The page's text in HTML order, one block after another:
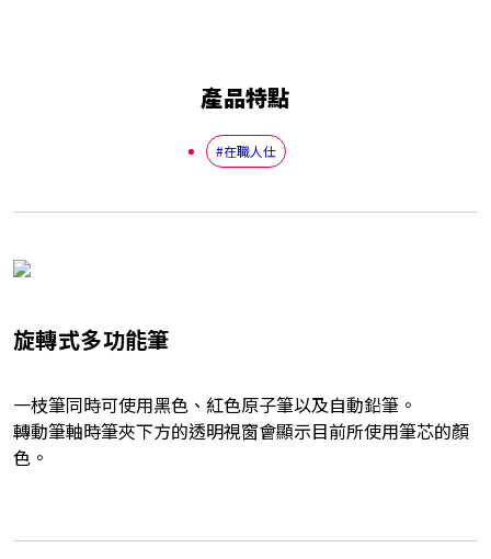
產品特點
#在職人仕
旋轉式多功能筆
一枝筆同時可使用黑色、紅色原子筆以及自動鉛筆。
轉動筆軸時筆夾下方的透明視窗會顯示目前所使用筆芯的顏
色。